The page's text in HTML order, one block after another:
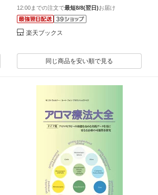
12:00までの注文で最短8/8(翌日)お届け
楽天ブックス
同じ商品を安い順で見る